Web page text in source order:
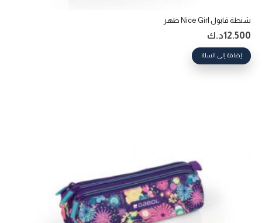
شنطة قابول Nice Girl ظهر
12.500د.ك
إضافة إلى السلة